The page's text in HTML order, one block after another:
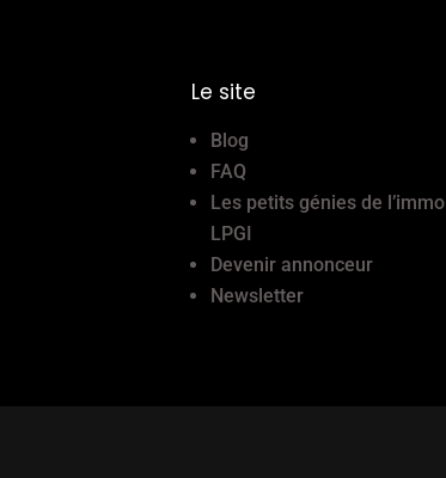
Le site
Blog
FAQ
Les petits génies de
LPGI
Devenir annonceur
Newsletter